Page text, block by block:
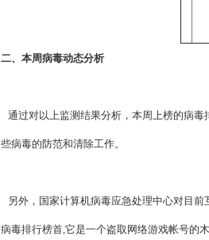
二、本周病毒动态分析
通过对以上监测结果分析，本周上榜的病
些病毒的防范和清除工作。
另外，国家计算机病毒应急处理中心对目前
病毒排行榜首,它是一个盗取网络游戏帐号的